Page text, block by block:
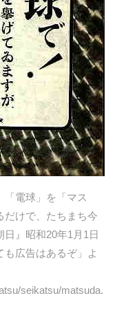
電球」を「マス
だけで、たちまち今
』昭和20年1月1日
広告はあるぞ」よ
seikatsu/matsuda.